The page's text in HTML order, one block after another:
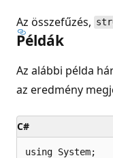
Az összefűzés,
Példák
Az alábbi példa
az eredmény
C#
using System;